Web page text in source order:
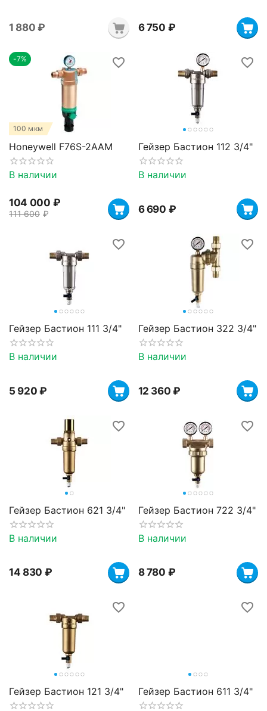
1 880 ₽ 6 750 ₽
100 мкм
-7%
Honeywell F76S-2AAM
В наличии
104 000 ₽
111 600 ₽
Гейзер Бастион 112 3/4"
В наличии
6 690 ₽
Гейзер Бастион 111 3/4"
В наличии
5 920 ₽
Гейзер Бастион 322 3/4"
В наличии
12 360 ₽
Гейзер Бастион 621 3/4"
В наличии
14 830 ₽
Гейзер Бастион 722 3/4"
В наличии
8 780 ₽
Гейзер Бастион 121 3/4" Гейзер Бастион 611 3/4"